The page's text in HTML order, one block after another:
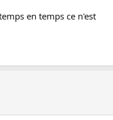
en temps ce n'est